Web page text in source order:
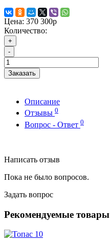
Цена: 370 300р
Количество:
+
-
Заказать
Описание
Отзывы 0
Вопрос - Ответ 0
Написать отзыв
Пока не было вопросов.
Задать вопрос
Рекомендуемые товары